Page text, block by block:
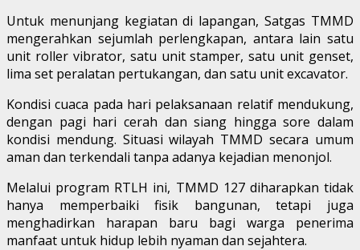
Untuk menunjang kegiatan di lapangan, Satgas TMMD
mengerahkan sejumlah perlengkapan, antara lain satu
unit roller vibrator, satu unit stamper, satu unit genset,
lima set peralatan pertukangan, dan satu unit excavator.
Kondisi cuaca pada hari pelaksanaan relatif mendukung,
dengan pagi hari cerah dan siang hingga sore dalam
kondisi mendung. Situasi wilayah TMMD secara umum
aman dan terkendali tanpa adanya kejadian menonjol.
Melalui program RTLH ini, TMMD 127 diharapkan tidak
hanya memperbaiki fisik bangunan, tetapi juga
menghadirkan harapan baru bagi warga penerima
manfaat untuk hidup lebih nyaman dan sejahtera.